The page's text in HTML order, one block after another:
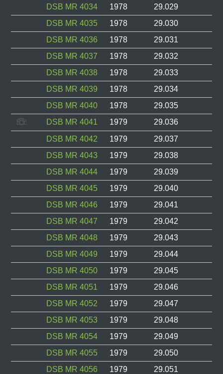
DSB MR 4034 1978
29.029
DSB MR 4035
1978
29.030
DSB MR 4036
1978
29.031
DSB MR 4037
1978
29.032
DSB MR 4038
1978
29.033
DSB MR 4039
1978
29.034
DSB MR 4040
1978
29.035
DSB MR 4041
1979
29.036
DSB MR 4042
1979
29.037
DSB MR 4043
1979
29.038
DSB MR 4044
1979
29.039
DSB MR 4045
1979
29.040
DSB MR 4046
1979
29.041
DSB MR 4047
1979
29.042
DSB MR 4048
1979
29.043
DSB MR 4049
1979
29.044
DSB MR 4050
1979
29.045
DSB MR 4051
1979
29.046
DSB MR 4052
1979
29.047
DSB MR 4053
1979
29.048
DSB MR 4054
1979
29.049
DSB MR 4055
1979
29.050
DSB MR 4056
1979
29.051